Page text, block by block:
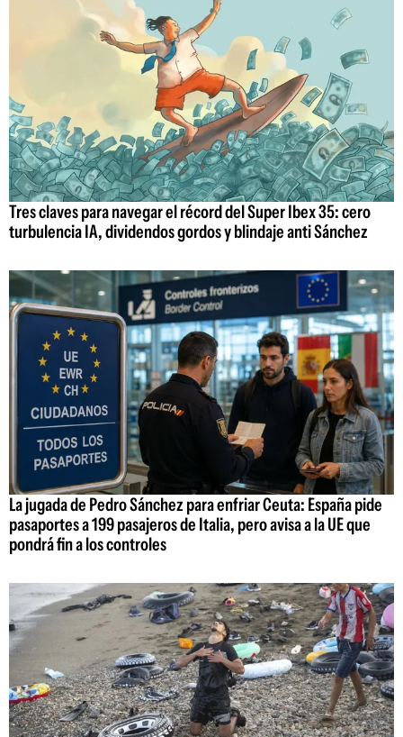
Tres claves para navegar el récord del Super Ibex 35: cero
turbulencia IA, dividendos gordos y blindaje anti Sánchez
La jugada de Pedro Sánchez para enfriar Ceuta: España pide
pasaportes a 199 pasajeros de Italia, pero avisa a la UE que
pondrá fin a los controles